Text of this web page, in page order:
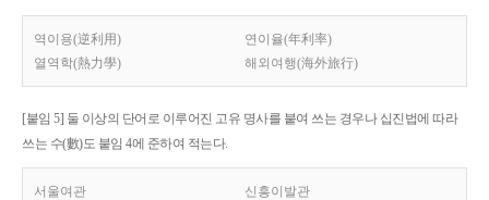
역이용(逆利用)
연이율(年利率)
열역학(熱力學)
해외여행(海外旅行)
[붙임 5] 둘 이상의 단어로 이루어진 고유 명사를 붙여 쓰는 경우나 십진법에 따라
쓰는 수(數)도 붙임 4에 준하여 적는다.
서울여관 신흥이발관